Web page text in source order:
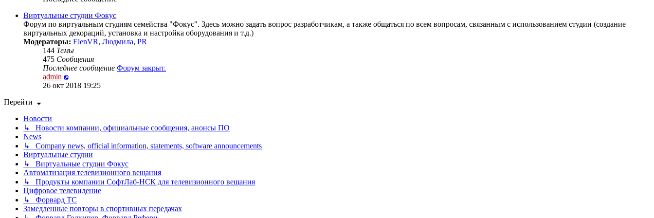
Виртуальные студии Фокус
Форум по виртуальным студиям семейства "Фокус". Здесь можно задать вопрос разработчикам, а также общаться по всем вопросам, связанным с использованием студии (создание
виртуальных декораций, установка и настройка оборудования и т.д.)
Модераторы: ElenVR, Людмила, PR
144 Темы
475 Сообщения
Последнее сообщение Форум закрыт.
admin
к
26 окт 2018 19:25
Перейти
Новости
↳ Новости компании, официальные сообщения, анонсы ПО
News
↳ Company news, official information, statements, software announcements
Виртуальные студии
↳ Виртуальные студии Фокус
Автоматизация телевизионного вещания
↳ Продукты компании СофтЛаб-НСК для телевизионного вещания
Цифровое телевидение
↳ Форвард ТС
Замедленные повторы в спортивных передачах